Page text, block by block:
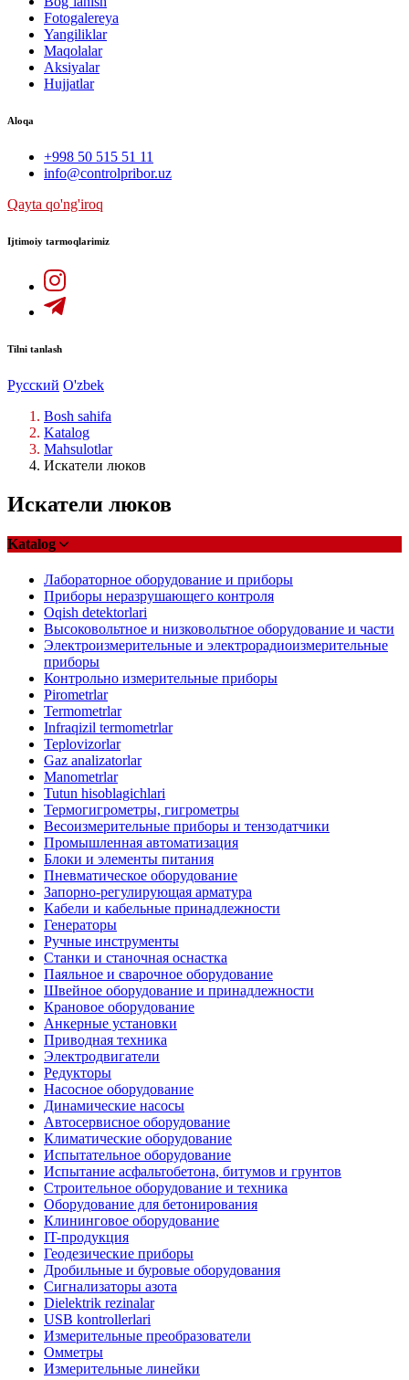
Fotogalereya
Yangiliklar
Maqolalar
Aksiyalar
Hujjatlar
Aloqa
+998 50 515 51 11
info@controlpribor.uz
Qayta qo'ng'iroq
Ijtimoiy tarmoqlarimiz
Tilni tanlash
Русский O'zbek
Bosh sahifa
Katalog
Mahsulotlar
Искатели люков
Искатели люков
Katalog
Лабораторное оборудование и приборы
Приборы неразрушающего контроля
Oqish detektorlari
Высоковольтное и низковольтное оборудование и части
Электроизмерительные и электрорадиоизмерительные
приборы
Контрольно измерительные приборы
Pirometrlar
Termometrlar
Infraqizil termometrlar
Teplovizorlar
Gaz analizatorlar
Manometrlar
Tutun hisoblagichlari
Термогигрометры, гигрометры
Весоизмерительные приборы и тензодатчики
Промышленная автоматизация
Блоки и элементы питания
Пневматическое оборудование
Запорно-регулирующая арматура
Кабели и кабельные принадлежности
Генераторы
Ручные инструменты
Станки и станочная оснастка
Паяльное и сварочное оборудование
Швейное оборудование и принадлежности
Крановое оборудование
Анкерные установки
Приводная техника
Электродвигатели
Редукторы
Насосное оборудование
Динамические насосы
Автосервисное оборудование
Климатические оборудование
Испытательное оборудование
Испытание асфальтобетона, битумов и грунтов
Строительное оборудование и техника
Оборудование для бетонирования
Клининговое оборудование
IT-продукция
Геодезические приборы
Дробильные и буровые оборудования
Сигнализаторы азота
Dielektrik rezinalar
USB kontrollerlari
Измерительные преобразователи
Омметры
Измерительные линейки